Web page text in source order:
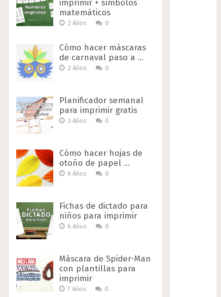
imprimir + símbolos
matemáticos
2 Años 0
Cómo hacer máscaras
de carnaval paso a …
2 Años 0
Planificador semanal
para imprimir gratis
3 Años 0
Cómo hacer hojas de
otoño de papel …
6 Años 0
Fichas de dictado para
niños para imprimir
6 Años 0
Máscara de Spider-Man
con plantillas para
imprimir
7 Años 0